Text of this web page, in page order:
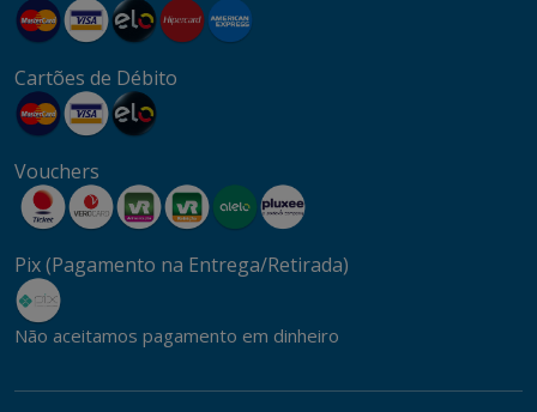
Cartões de Débito
Vouchers
Pix (Pagamento na Entrega/Retirada)
Não aceitamos pagamento em dinheiro